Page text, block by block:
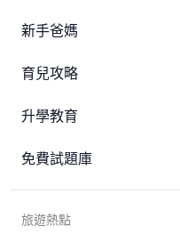
新手爸媽
育兒攻略
升學教育
免費試題庫
旅遊熱點